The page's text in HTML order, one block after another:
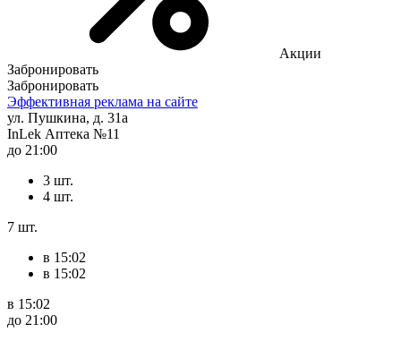
Акции
Забронировать
Забронировать
Эффективная реклама на сайте
ул. Пушкина, д. 31а
InLek Аптека №11
до 21:00
3 шт.
4 шт.
7 шт.
в 15:02
в 15:02
в 15:02
до 21:00